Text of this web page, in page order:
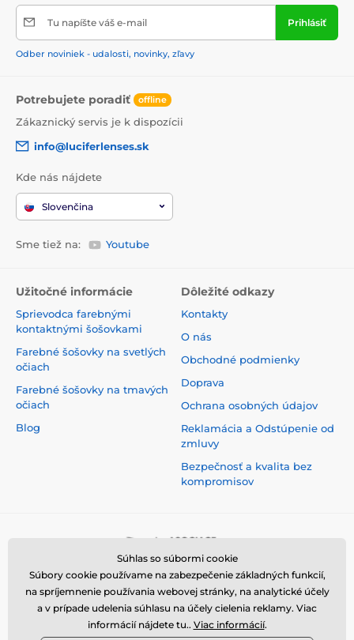
Tu napíšte váš e-mail Prihlásiť
Odber noviniek - udalosti, novinky, zľavy
Potrebujete poradiť offline
Zákaznický servis je k dispozícii
info@luciferlenses.sk
Kde nás nájdete
Slovenčina
Sme tiež na: Youtube
Užitočné informácie
Sprievodca farebnými
kontaktnými šošovkami
Farebné šošovky na svetlých
očiach
Farebné šošovky na tmavých
očiach
Blog
Dôležité odkazy
Kontakty
O nás
Obchodné podmienky
Doprava
Ochrana osobných údajov
Reklamácia a Odstúpenie od
zmluvy
Bezpečnosť a kvalita bez
kompromisov
Súhlas so súbormi cookie
Súbory cookie používame na zabezpečenie základných funkcií,
na spríjemnenie používania webovej stránky, na analytické účely
a v prípade udelenia súhlasu na účely cielenia reklamy. Viac
informácií nájdete tu.. Viac informácií.